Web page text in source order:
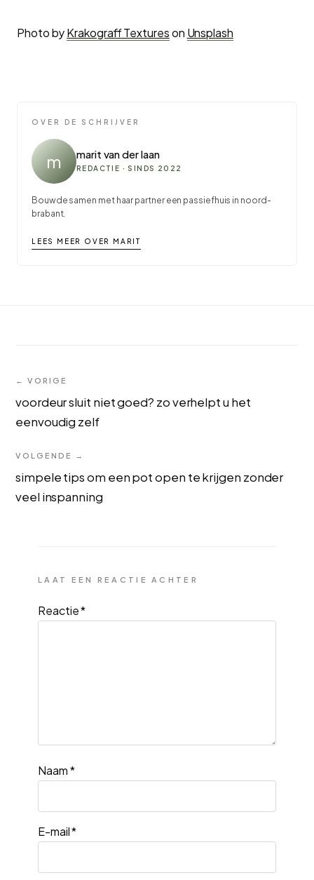
Photo byKrakograff Textureson Unsplash
OVER DE SCHRIJVER
m marit van der laan
REDACTIE · SINDS 2022
Bouwde samen met haar partner een passiefhuis in noord-
brabant.
LEES MEER OVER MARIT
← VORIGE
voordeur sluit niet goed? zo verhelpt u het
eenvoudig zelf
VOLGENDE →
simpele tips om een pot open te krijgen zonder
veel inspanning
LAAT EEN REACTIE ACHTER
Reactie*
Naam*
E-mail*